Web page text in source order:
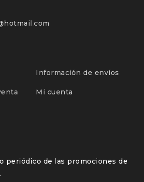
Información de envíos
Mi cuenta
periódico de las promociones de